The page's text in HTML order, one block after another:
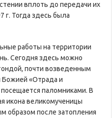
вплоть до передачи их
г. Тогда здесь была
работы на территории
Сегодня здесь можно
почти возведенным
Божией «Отрада и
паломниками. В
икона великомученицы
образом после затопления